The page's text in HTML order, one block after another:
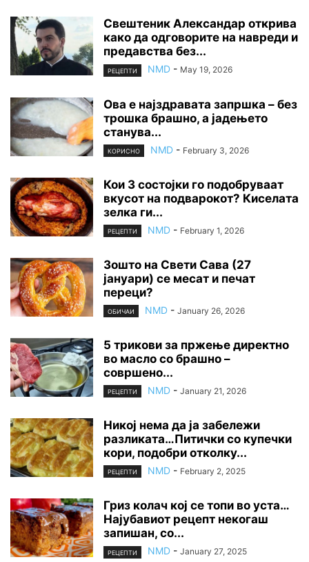
Свештеник Александар открива
како да одговорите на навреди и
предавства без...
РЕЦЕПТИ NMD - May 19, 2026
Ова е најздравата запршка – без
трошка брашно, а јадењето
станува...
КОРИСНО NMD - February 3, 2026
Кои 3 состојки го подобруваат
вкусот на подварокот? Киселата
зелка ги...
РЕЦЕПТИ NMD - February 1, 2026
Зошто на Свети Сава (27
јануари) се месат и печат
переци?
ОБИЧАИ NMD - January 26, 2026
5 трикови за пржење директно
во масло со брашно –
совршено...
РЕЦЕПТИ NMD - January 21, 2026
Никој нема да ја забележи
разликата…Питички со купечки
кори, подобри отколку...
РЕЦЕПТИ NMD - February 2, 2025
Гриз колач кој се топи во уста…
Најубавиот рецепт некогаш
запишан, со...
РЕЦЕПТИ NMD - January 27, 2025